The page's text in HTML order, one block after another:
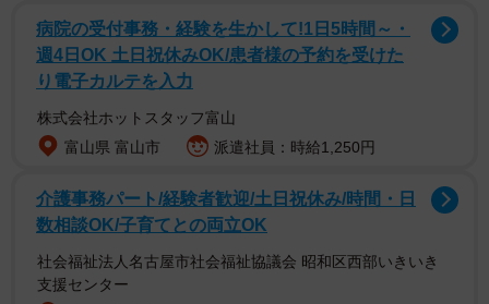
この悩みを同僚に相談してみると、同僚も同じような悩み
病院の受付事務・経験を生かして!1日5時間～・
週4日OK 土日祝休みOK/患者様の予約を受けた
り電子カルテを入力
株式会社ホットスタッフ富山
富山県 富山市
派遣社員：時給1,250円
介護事務パート/経験者歓迎/土日祝休み/時間・日
数相談OK/子育てとの両立OK
社会福祉法人名古屋市社会福祉協議会 昭和区西部いきいき
支援センター